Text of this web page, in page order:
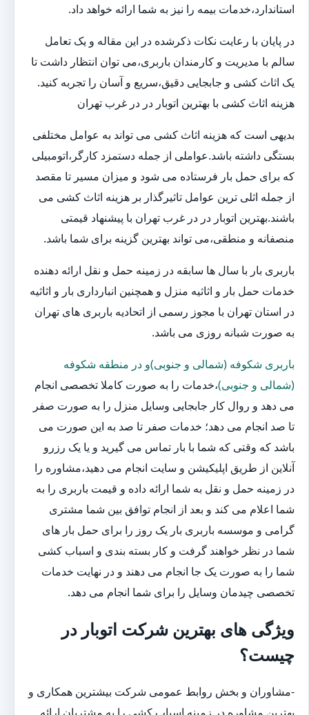
استاندارد،خدمات بیمه را نیز به شما ارائه خواهد داد.
در پایان با رعایت نکات ذکرشده در این مقاله و یک تعامل
سالم با مدیریت و کارمندان باربری،می توان انتظار داشت تا
یک اثاث کشی و جابجایی دقیق،سریع و آسان را تجربه کنید.
هزینه اثاث کشی با بهترین اتوبار در در غرب تهران
بدیهی است که هزینه اثاث کشی می تواند به عوامل مختلفی
بستگی داشته باشد.عواملی از جمله دستمزد کارگر،اتومبیلی
که برای حمل بار فرستاده می شود و میزان مسیر تا مقصد
از جمله اثلی ترین عوامل تاثیرگذار بر هزینه اثاث کشی می
باشند.بهترین اتوبار در در غرب تهران با پیشنهاد قیمتی
منصفانه و منطقی،می تواند بهترین گزینه برای شما باشد.
باربری بار با سال ها سابقه در زمینه حمل و نقل ارائه دهنده
خدمات حمل بار و اثاثیه منزل و همچنین انبارداری بار و اثاثیه
در استان تهران با مجوز رسمی از اتحادیه باربری های تهران
به صورت شبانه روزی می باشد.
باربری شکوفه (شمالی و جنوبی)و در منطقه شکوفه
(شمالی و جنوبی)،خدمات را به صورت کاملا تخصصی انجام
می دهد و روال کار جابجایی وسایل منزل را به صورت صفر
تا صد انجام می دهد؛ خدمات صفر تا صد به این صورت می
باشد که وقتی که شما با بار تماس می گیرید و یا یک رزرو
آنلاین از طریق اپلیکیشن و سایت انجام می دهید،مشاوره را
در زمینه حمل و نقل به شما ارائه داده و قیمت باربری را به
شما اعلام می کند و بعد از انجام توافق بین شما مشتری
گرامی و موسسه باربری بار یک روز را برای حمل بار های
شما در نظر خواهند گرفت و کار بسته بندی و اسباب کشی
شما را به صورت یک جا انجام می دهند و در نهایت خدمات
تخصصی چیدمان وسایل را برای شما انجام می دهد.
ویژگی های بهترین شرکت اتوبار در
چیست؟
-مشاوران و بخش روابط عمومی شرکت بیشترین همکاری و